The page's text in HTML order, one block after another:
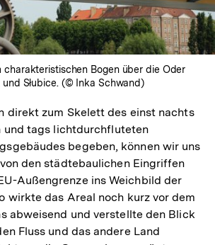
charakteristischen Bogen über die Oder
Słubice. (© Inka Schwand)
direkt zum Skelett des einst nachts
und tags lichtdurchfluteten
begeben, können wir uns
den städtebaulichen Eingriffen
Außengrenze ins Weichbild der
wirkte das Areal noch kurz vor dem
abweisend und verstellte den Blick
Fluss und das andere Land